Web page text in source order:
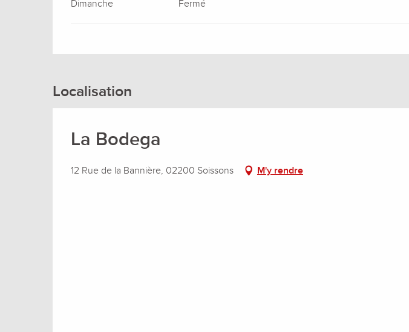
Dimanche Fermé
Localisation
La Bodega
12 Rue de la Bannière, 02200 Soissons M'y rendre